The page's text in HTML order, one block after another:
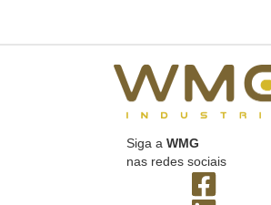
Siga a WMG
nas redes sociais